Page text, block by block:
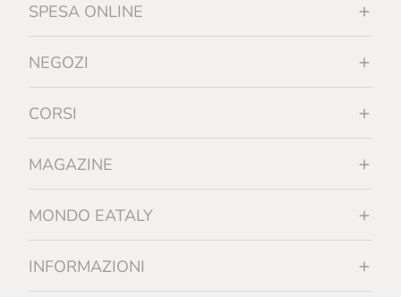
SPESA ONLINE
NEGOZI
CORSI
MAGAZINE
MONDO EATALY
INFORMAZIONI